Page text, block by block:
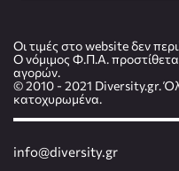
Οι τιμές στο website δεν
Ο νόμιμος Φ.Π.Α.
αγορών.
© 2010 - 2021 Diversity.gr.
κατοχυρωμένα.
info@diversity.gr